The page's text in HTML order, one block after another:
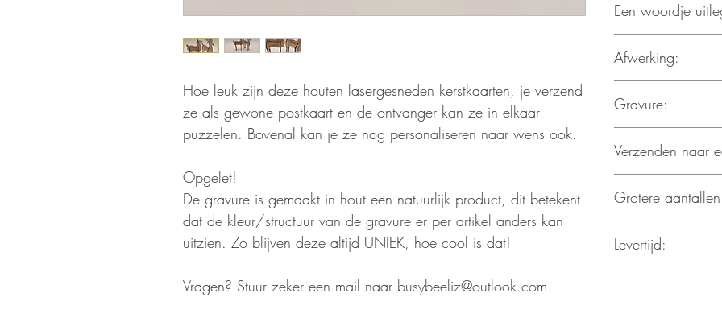
Hoe leuk zijn deze houten lasergesneden kerstkaarten, je verzend
ze als gewone postkaart en de ontvanger kan ze in elkaar
puzzelen. Bovenal kan je ze nog personaliseren naar wens ook.
Opgelet!
De gravure is gemaakt in hout een natuurlijk product, dit betekent
dat de kleur/structuur van de gravure er per artikel anders kan
uitzien. Zo blijven deze altijd UNIEK, hoe cool is dat!
Vragen? Stuur zeker een mail naar busybeeliz@outlook.com
Een woordje
terug aangeboden
Kan verzonden
Afwerking:
Gravure:
Tekst kan
Verzenden naar
factuur wordt
Grotere
exacte aantal naar
Levertijd: